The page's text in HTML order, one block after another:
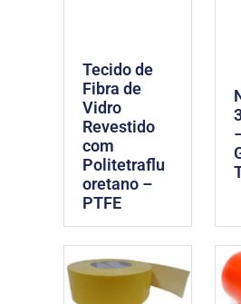
Tecido de
Fibra de
Vidro
Revestido
com
Politetraflu
oretano –
PTFE